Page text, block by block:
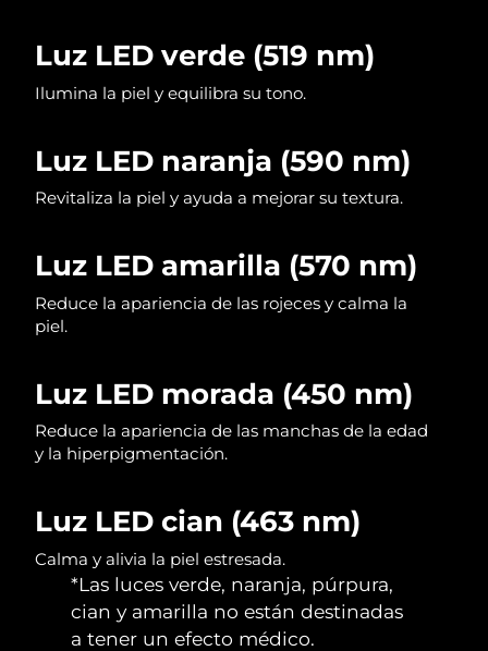
Luz LED verde (519 nm)
Ilumina la piel y equilibra su tono.
Luz LED naranja (590 nm)
Revitaliza la piel y ayuda a mejorar su textura.
Luz LED amarilla (570 nm)
Reduce la apariencia de las rojeces y calma la
piel.
Luz LED morada (450 nm)
Reduce la apariencia de las manchas de la edad
y la hiperpigmentación.
Luz LED cian (463 nm)
Calma y alivia la piel estresada.
*Las luces verde, naranja, púrpura,
cian y amarilla no están destinadas
a tener un efecto médico.